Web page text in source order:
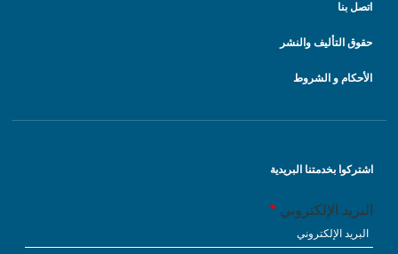
اتصل بنا
حقوق التأليف والنشر
الأحكام و الشروط
اشتركوا بخدمتنا البريدية
البريد الإلكتروني